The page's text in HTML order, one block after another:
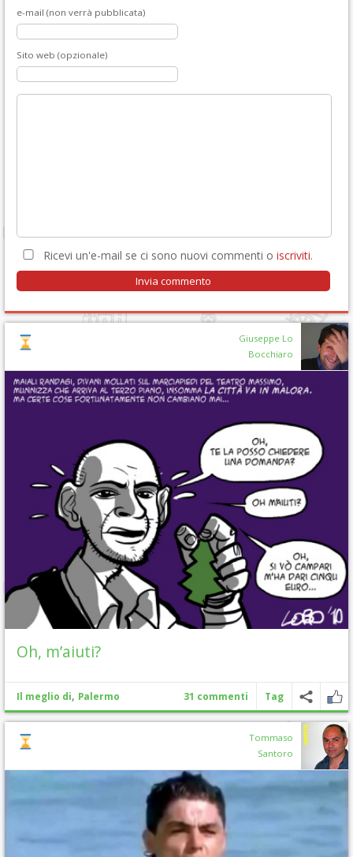
e-mail (non verrà pubblicata)
Sito web (opzionale)
Ricevi un'e-mail se ci sono nuovi commenti o iscriviti.
Giuseppe Lo
Bocchiaro
Oh, m’aiuti?
Il meglio di, Palermo 31 commenti Tag
Tommaso
Santoro